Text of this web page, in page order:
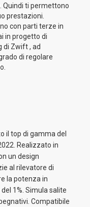
Quindi ti permettono
prestazioni.
con parti terze in
in progetto di
di Zwift , ad
di regolare
il top di gamma del
Realizzato in
un design
al rilevatore di
la potenza in
1%. Simula salite
Compatibile